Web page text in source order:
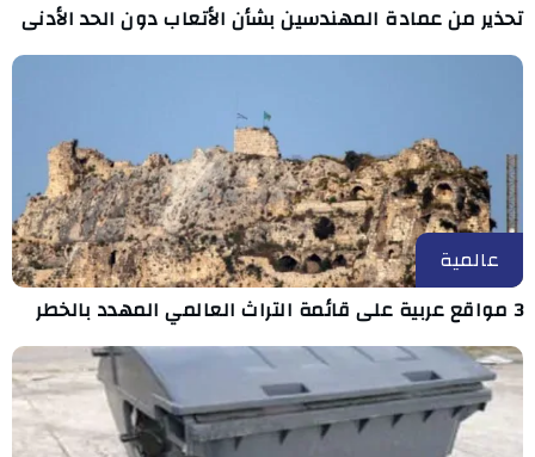
تحذير من عمادة المهندسين بشأن الأتعاب دون الحد الأدنى
عالمية
3 مواقع عربية على قائمة التراث العالمي المهدد بالخطر